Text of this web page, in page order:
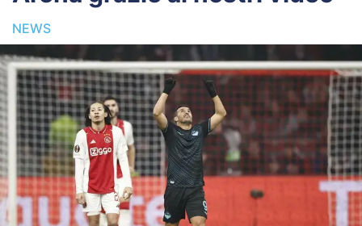
News
Editoriale
Pagelle
Settore Giovanile
Lazio Women
Calciomercato
NEWS